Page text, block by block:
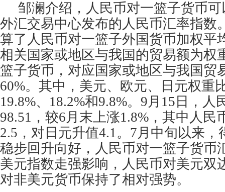
邹澜介绍，人民币对一篮子货币
外汇交易中心发布的人民币汇率指数
算了人民币对一篮子外国货币加权平
相关国家或地区与我国的贸易额为权
篮子货币，对应国家或地区与我国贸
60%。其中，美元、欧元、日元权重
19.8%、18.2%和9.8%。9月15日，人
98.51，较6月末上涨1.8%，其中人民
2.5，对日元升值4.1。7月中旬以来，
稳步回升向好，人民币对一篮子货币
美元指数走强影响，人民币对美元双
对非美元货币保持了相对强势。